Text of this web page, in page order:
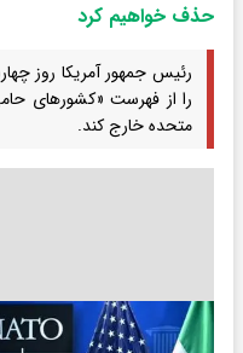
حذف خواهیم کرد
رئیس جمهور آمریکا روز
را از فهرست «کشورهای
متحده خارج کند.